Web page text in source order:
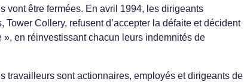
vont être fermées. En avril 1994, les dirigeants
Tower Collery, refusent d’accepter la défaite et décident
en réinvestissant chacun leurs indemnités de
travailleurs sont actionnaires, employés et dirigeants de